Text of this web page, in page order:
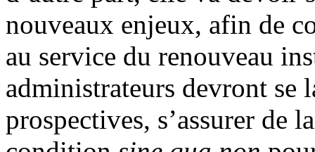
nouveaux enjeux, afin de
au service du renouveau
administrateurs devront se
prospectives, s’assurer de